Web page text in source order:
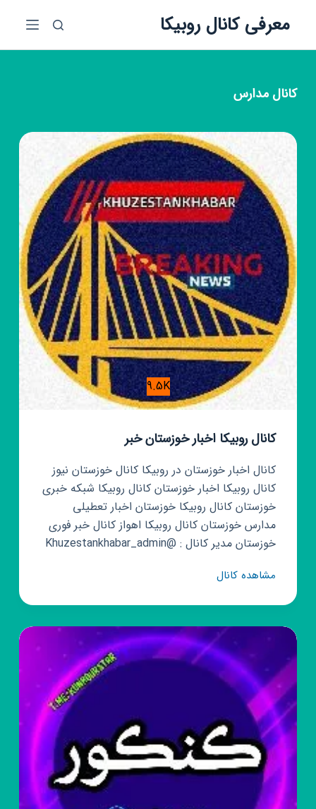
ش
معرفی کانال روبیکا
کانال مدارس
9.5K
کانال روبیکا اخبار خوزستان خبر
کانال اخبار خوزستان در روبیکا کانال خوزستان نیوز
کانال روبیکا اخبار خوزستان کانال روبیکا شبکه خبری
خوزستان کانال روبیکا خوزستان اخبار تعطیلی
مدارس خوزستان کانال روبیکا اهواز کانال خبر فوری
خوزستان مدیر کانال : @Khuzestankhabar_admin
مشاهده کانالکانال
اخبار
خوزستان
خبر